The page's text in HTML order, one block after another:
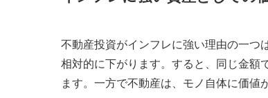
不動産投資がインフレに強い理由の一つ
相対的に下がります。すると、同じ金額
ます。一方で不動産は、モノ自体に価値